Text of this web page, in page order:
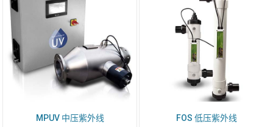
MPUV 中压紫外线 FOS 低压紫外线
公司名
隐私保护*
我同意 Emaux Water
Technology 使用我提交的数据的